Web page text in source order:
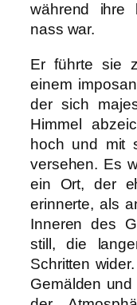
während ihre
nass war.
Er führte sie
einem
der sich
Himmel
hoch und mit
versehen. Es
ein Ort, der
erinnerte, als
Inneren des
still, die
Schritten
Gemälden